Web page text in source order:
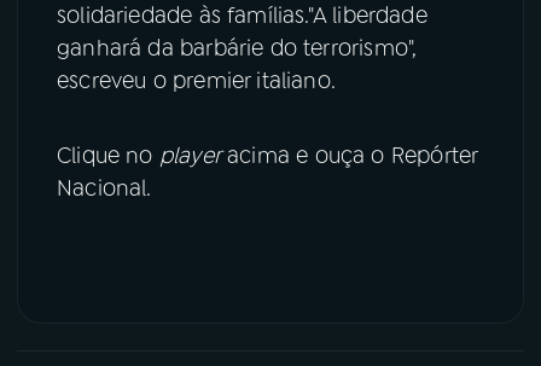
solidariedade às famílias."A liberdade
ganhará da barbárie do terrorismo",
escreveu o premier italiano.
Clique no playeracima e ouça o Repórter
Nacional.